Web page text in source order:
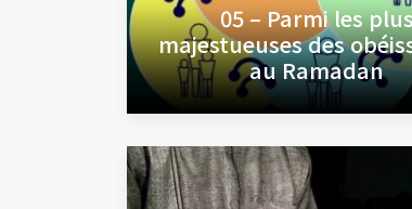
05 – Parmi les
majestueuses des
au Ramadan